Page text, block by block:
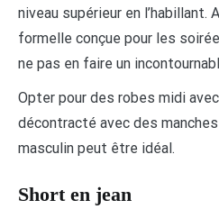
niveau supérieur en l’habillant.
formelle conçue pour les
ne pas en faire un
Opter pour des robes midi
décontracté avec des
masculin peut être idéal.
Short en jean